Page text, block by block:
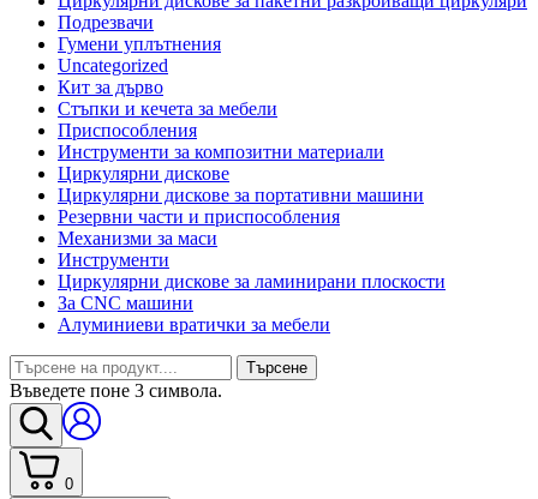
Подрезвачи
Гумени уплътнения
Uncategorized
Кит за дърво
Стъпки и кечета за мебели
Приспособления
Инструменти за композитни материали
Циркулярни дискове
Циркулярни дискове за портативни машини
Резервни части и приспособления
Механизми за маси
Инструменти
Циркулярни дискове за ламинирани плоскости
За CNC машини
Алуминиеви вратички за мебели
Търсене
Въведете поне 3 символа.
0